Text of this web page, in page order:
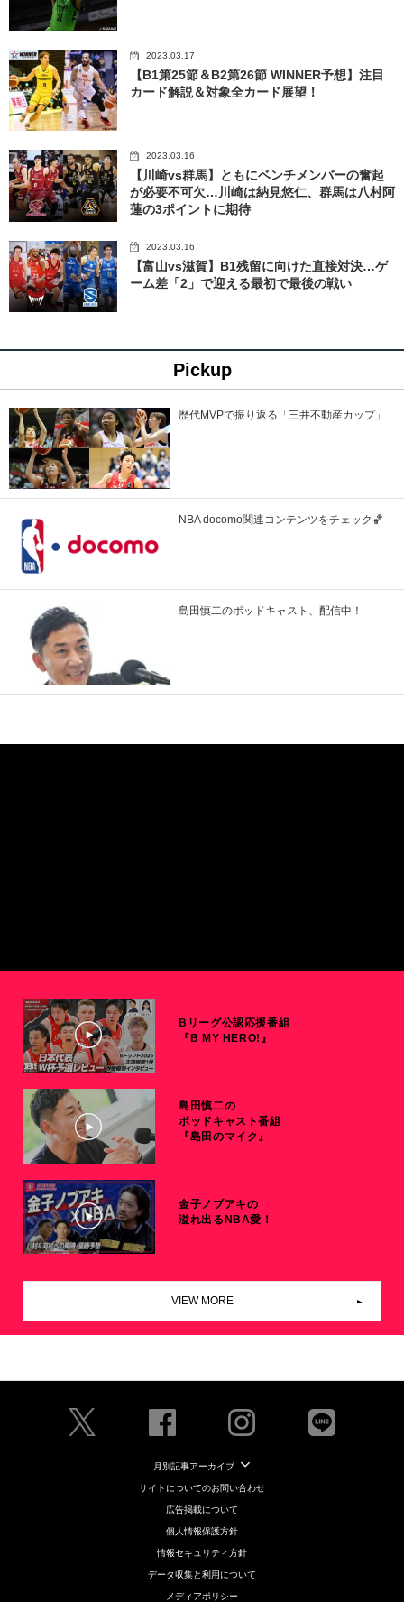
2023.03.17
【B1第25節＆B2第26節 WINNER予想】注目
カード解説＆対象全カード展望！
2023.03.16
【川崎vs群馬】ともにベンチメンバーの奮起
が必要不可欠…川崎は納見悠仁、群馬は八村阿
蓮の3ポイントに期待
2023.03.16
【富山vs滋賀】B1残留に向けた直接対決…ゲ
ーム差「2」で迎える最初で最後の戦い
Pickup
歴代MVPで振り返る「三井不動産カップ」
NBA docomo関連コンテンツをチェック🏀
島田慎二のポッドキャスト、配信中！
Bリーグ公認応援番組
『B MY HERO!』
島田慎二の
ポッドキャスト番組
『島田のマイク』
金子ノブアキの
溢れ出るNBA愛！
VIEW MORE
月別記事アーカイブ
サイトについてのお問い合わせ
広告掲載について
個人情報保護方針
情報セキュリティ方針
データ収集と利用について
メディアポリシー